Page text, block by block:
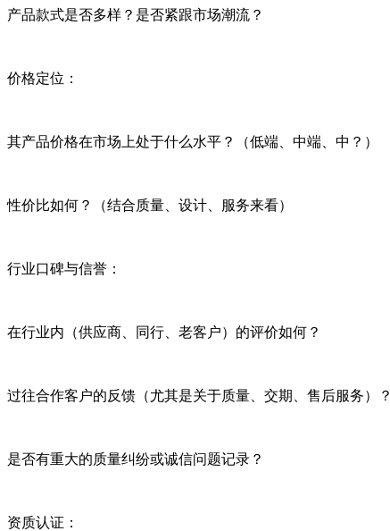
产品款式是否多样？是否紧跟市场潮流？
价格定位：
其产品价格在市场上处于什么水平？（低端、中端、中？）
性价比如何？（结合质量、设计、服务来看）
行业口碑与信誉：
在行业内（供应商、同行、老客户）的评价如何？
过往合作客户的反馈（尤其是关于质量、交期、售后服务）？
是否有重大的质量纠纷或诚信问题记录？
资质认证：